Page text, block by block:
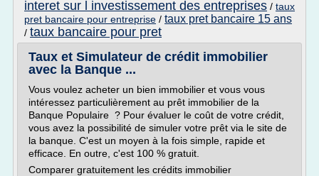
interet sur l investissement des entreprises / taux
pret bancaire pour entreprise / taux pret bancaire 15 ans
/ taux bancaire pour pret
Taux et Simulateur de crédit immobilier
avec la Banque ...
Vous voulez acheter un bien immobilier et vous vous
intéressez particulièrement au prêt immobilier de la
Banque Populaire ? Pour évaluer le coût de votre crédit,
vous avez la possibilité de simuler votre prêt via le site de
la banque. C'est un moyen à la fois simple, rapide et
efficace. En outre, c'est 100 % gratuit.
Comparer gratuitement les crédits immobilier